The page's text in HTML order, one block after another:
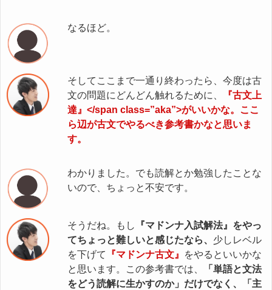
なるほど。
そしてここまで一通り終わったら、今度は古
文の問題にどんどん触れるために、
『古文上
達』</span class=”aka”>がいいかな。ここ
ら辺が古文でやるべき参考書かなと思いま
す。
わかりました。でも読解とか勉強したことな
いので、ちょっと不安です。
そうだね。もし
『マドンナ入試解法』をやっ
てちょっと難しいと感じたなら、 少しレベル
を下げて
『マドンナ古文』
をやるといいかな
と思います。この参考書では、
「単語と文法
をどう読解に生かすのか」だけでなく、「主